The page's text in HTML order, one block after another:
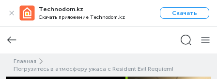
Technodom.kz
Скачать приложение Technodom.kz
Скачать
Главная
Погрузитесь в атмосферу ужаса с Resident Evil Requiem!